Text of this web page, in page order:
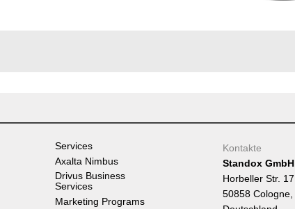
Services
Axalta Nimbus
Drivus Business
Services
Marketing Programs
Kontakte
Standox GmbH
Horbeller Str. 17
50858 Cologne,